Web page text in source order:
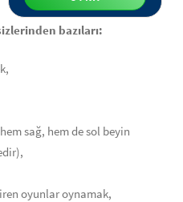
bazıları:
sağ, hem de sol beyin
oyunlar oynamak,